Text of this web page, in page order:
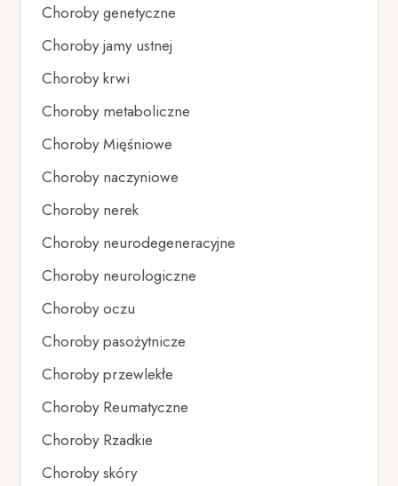
Choroby genetyczne
Choroby jamy ustnej
Choroby krwi
Choroby metaboliczne
Choroby Mięśniowe
Choroby naczyniowe
Choroby nerek
Choroby neurodegeneracyjne
Choroby neurologiczne
Choroby oczu
Choroby pasożytnicze
Choroby przewlekłe
Choroby Reumatyczne
Choroby Rzadkie
Choroby skóry